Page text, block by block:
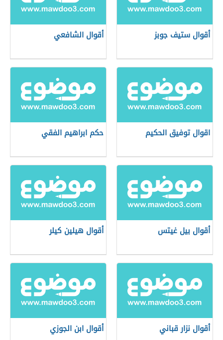
أقوال ستيف جوبز أقوال الشافعي
اقوال توفيق الحكيم حكم ابراهيم الفقي
أقوال بيل غيتس أقوال هيلين كيلر
أقوال نزار قباني أقوال ابن الجوزي